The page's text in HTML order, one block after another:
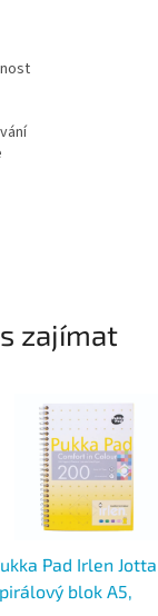
zajímat
Pad Irlen Jotta
blok A5,